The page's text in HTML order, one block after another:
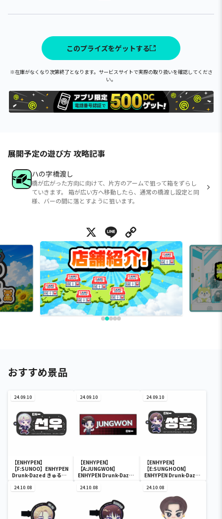
このプライズをゲットする
※在庫がなくなり次第終了となります。サービスサイトで実際の取り扱いを確認してくださ
い。
展開予定の遊び方 攻略記事
ハの字橋渡し
橋が広がった方向に向けて、片方のアームで狙って箱をずらし
ていきます。 箱が広い方へ移動したら、通常の橋渡し設定と同
様、バーの間に落とすように狙います。
X Line
おすすめ景品
24.09.10
【ENHYPEN】
【F:SUNOO】ENHYPEN
Drunk-Dazed きゅるぽ
クリルブロックキーホル
24.09.10
【ENHYPEN】
【A:JUNGWON】
ENHYPEN Drunk-Dazed
ファイバータオル
24.09.10
【ENHYPEN】
【E:SUNGHOON】
ENHYPEN Drunk-Dazed
ネームアクリルブロック
キーホルダー
24.10.08 24.10.08 24.10.08